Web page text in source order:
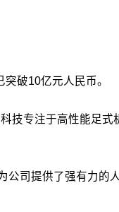
破10亿元人民币。
专注于高性能足
司提供了强有力的